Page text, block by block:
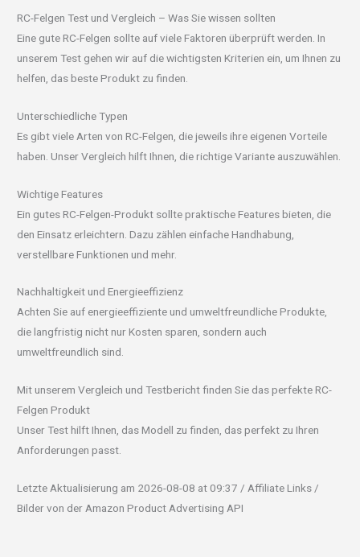
RC-Felgen Test und Vergleich – Was Sie wissen sollten
Eine gute RC-Felgen sollte auf viele Faktoren überprüft werden. In
unserem Test gehen wir auf die wichtigsten Kriterien ein, um Ihnen zu
helfen, das beste Produkt zu finden.
Unterschiedliche Typen
Es gibt viele Arten von RC-Felgen, die jeweils ihre eigenen Vorteile
haben. Unser Vergleich hilft Ihnen, die richtige Variante auszuwählen.
Wichtige Features
Ein gutes RC-Felgen-Produkt sollte praktische Features bieten, die
den Einsatz erleichtern. Dazu zählen einfache Handhabung,
verstellbare Funktionen und mehr.
Nachhaltigkeit und Energieeffizienz
Achten Sie auf energieeffiziente und umweltfreundliche Produkte,
die langfristig nicht nur Kosten sparen, sondern auch
umweltfreundlich sind.
Mit unserem Vergleich und Testbericht finden Sie das perfekte RC-
Felgen Produkt
Unser Test hilft Ihnen, das Modell zu finden, das perfekt zu Ihren
Anforderungen passt.
Letzte Aktualisierung am 2026-08-08 at 09:37 / Affiliate Links /
Bilder von der Amazon Product Advertising API